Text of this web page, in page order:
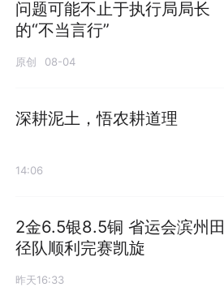
问题可能不止于执行局局长
的“不当言行”
原创 08-04
深耕泥土，悟农耕道理
14:06
2金6.5银8.5铜 省运会滨州田
径队顺利完赛凯旋
昨天16:33